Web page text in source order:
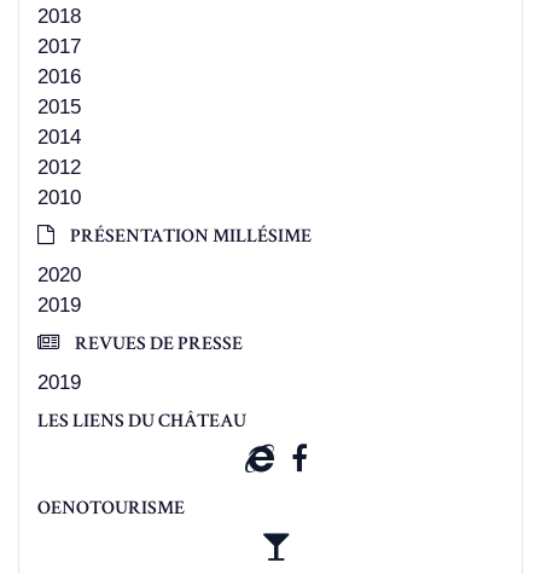
2018
2017
2016
2015
2014
2012
2010
PRÉSENTATION MILLÉSIME
2020
2019
REVUES DE PRESSE
2019
LES LIENS DU CHÂTEAU
OENOTOURISME